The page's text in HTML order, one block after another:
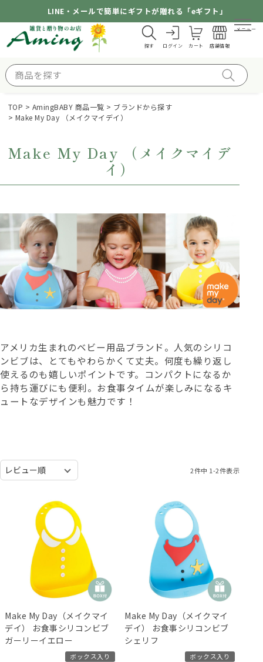
LINE・メールで簡単にギフトが贈れる「eギフト」
探す ログイン カート 店舗情報
メニュー
TOP AmingBABY 商品一覧
ブランドから探す
Make My Day （メイクマイデイ）
Make My Day （メイクマイデ
イ）
アメリカ生まれのベビー用品ブランド。人気のシリコ
ンビブは、とてもやわらかくて丈夫。何度も繰り返し
使えるのも嬉しいポイントです。コンパクトになるか
ら持ち運びにも便利。お食事タイムが楽しみになるキ
ュートなデザインも魅力です！
2件中 1-2件表示
Make My Day（メイクマイ
デイ） お食事シリコンビブ
ガーリーイエロー
ボックス入り
Make My Day（メイクマイ
デイ） お食事シリコンビブ
シェリフ
ボックス入り